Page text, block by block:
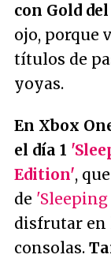
con Gold
ojo, porque
títulos de
yoyas.
En Xbox
el día 1
Edition',
de 'Sleeping
disfrutar en
consolas.